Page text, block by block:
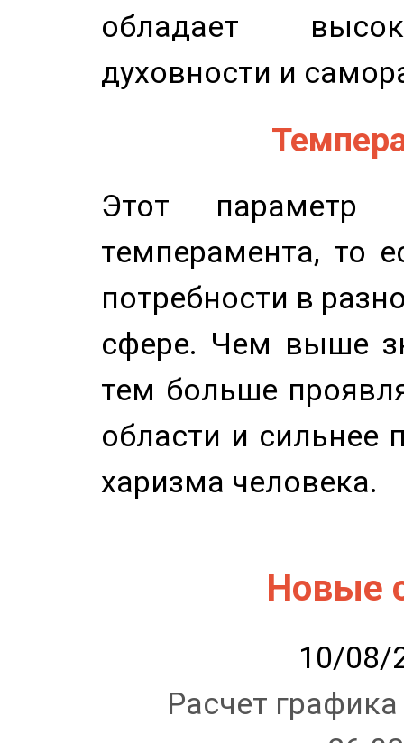
обладает
духовности и
Этот параметр
темперамента, то
потребности в
сфере. Чем выше
тем больше
области и сильнее
харизма человека.
Новые
10/08/
Расчет